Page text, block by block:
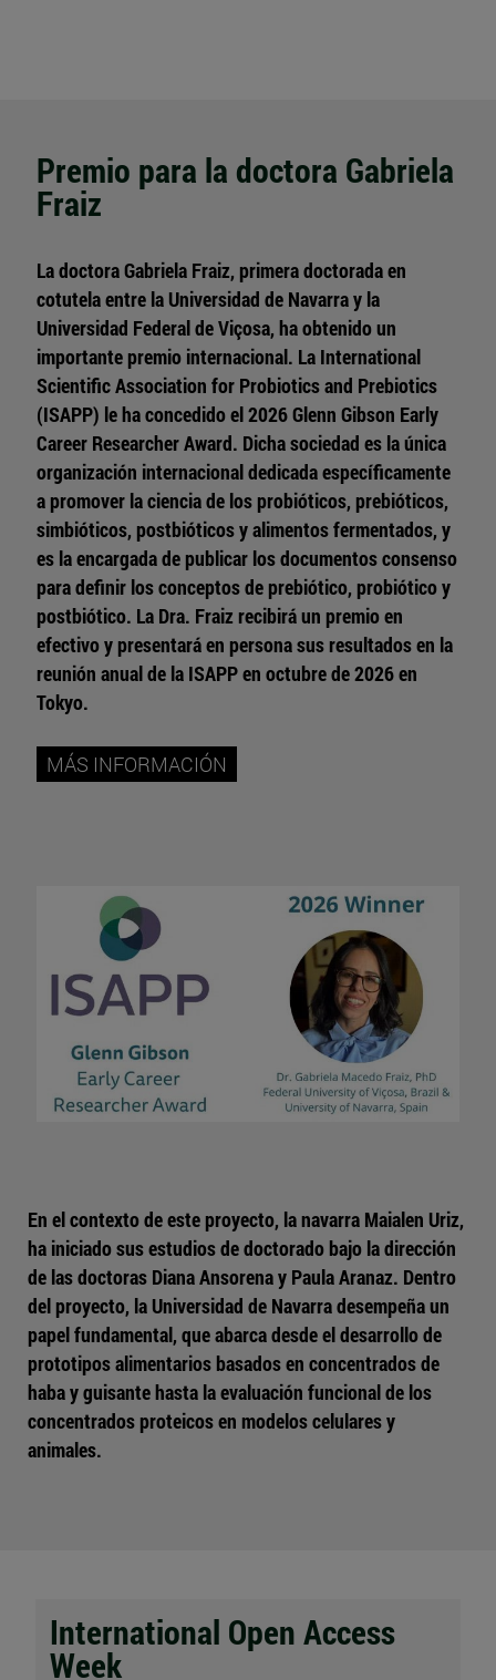
Premio para la doctora Gabriela
Fraiz
La doctora Gabriela Fraiz, primera doctorada en
cotutela entre la Universidad de Navarra y la
Universidad Federal de Viçosa, ha obtenido un
importante premio internacional. La International
Scientific Association for Probiotics and Prebiotics
(ISAPP) le ha concedido el 2026 Glenn Gibson Early
Career Researcher Award. Dicha sociedad es la única
organización internacional dedicada específicamente
a promover la ciencia de los probióticos, prebióticos,
simbióticos, postbióticos y alimentos fermentados, y
es la encargada de publicar los documentos consenso
para definir los conceptos de prebiótico, probiótico y
postbiótico. La Dra. Fraiz recibirá un premio en
efectivo y presentará en persona sus resultados en la
reunión anual de la ISAPP en octubre de 2026 en
Tokyo.
MÁS INFORMACIÓN
En el contexto de este proyecto, la navarra Maialen Uriz,
ha iniciado sus estudios de doctorado bajo la dirección
de las doctoras Diana Ansorena y Paula Aranaz. Dentro
del proyecto, la Universidad de Navarra desempeña un
papel fundamental, que abarca desde el desarrollo de
prototipos alimentarios basados en concentrados de
haba y guisante hasta la evaluación funcional de los
concentrados proteicos en modelos celulares y
animales.
International Open Access
Week